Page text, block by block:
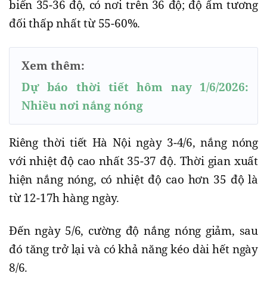
biến 35-36 độ, có nơi trên 36 độ; độ ẩm tương
đối thấp nhất từ 55-60%.
Xem thêm:
Dự báo thời tiết hôm nay 1/6/2026:
Nhiều nơi nắng nóng
Riêng thời tiết Hà Nội ngày 3-4/6, nắng nóng
với nhiệt độ cao nhất 35-37 độ. Thời gian xuất
hiện nắng nóng, có nhiệt độ cao hơn 35 độ là
từ 12-17h hàng ngày.
Đến ngày 5/6, cường độ nắng nóng giảm, sau
đó tăng trở lại và có khả năng kéo dài hết ngày
8/6.